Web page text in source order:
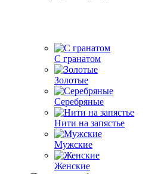
С гранатом
Золотые
Серебряные
Нити на запястье
Мужские
Женские